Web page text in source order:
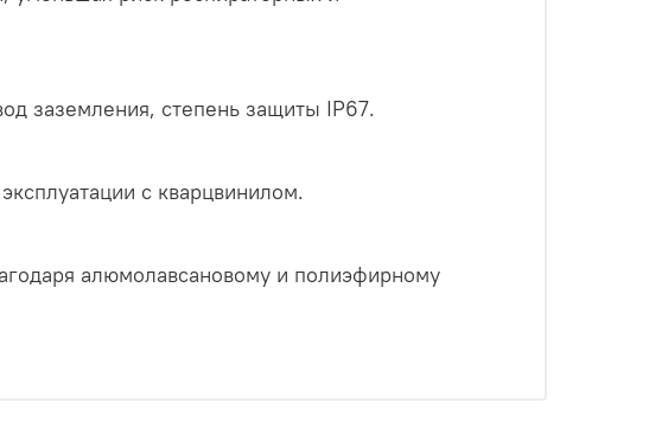
заземления, степень защиты IP67.
с кварцвинилом.
алюмолавсановому и полиэфирному